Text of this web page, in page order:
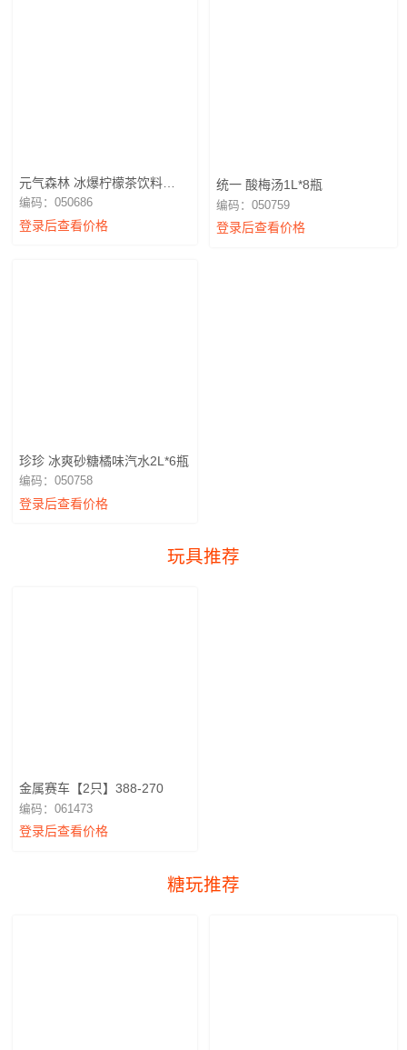
元气森林 冰爆柠檬茶饮料
900ml
编码：050686
登录后查看价格
统一 酸梅汤1L*8瓶
编码：050759
登录后查看价格
珍珍 冰爽砂糖橘味汽水2L*6瓶
编码：050758
登录后查看价格
玩具推荐
金属赛车【2只】388-270
编码：061473
登录后查看价格
糖玩推荐